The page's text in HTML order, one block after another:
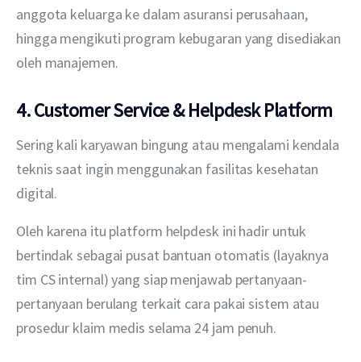
anggota keluarga ke dalam asuransi perusahaan,
hingga mengikuti program kebugaran yang disediakan
oleh manajemen.
4. Customer Service & Helpdesk Platform
Sering kali karyawan bingung atau mengalami kendala
teknis saat ingin menggunakan fasilitas kesehatan
digital.
Oleh karena itu platform helpdesk ini hadir untuk
bertindak sebagai pusat bantuan otomatis (layaknya
tim CS internal) yang siap menjawab pertanyaan-
pertanyaan berulang terkait cara pakai sistem atau
prosedur klaim medis selama 24 jam penuh.